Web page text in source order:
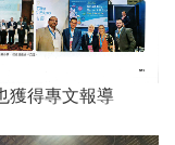
獲得專文報導